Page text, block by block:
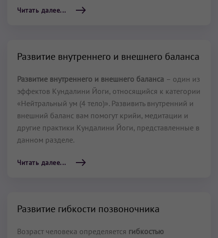
Читать далее...
Развитие внутреннего и внешнего баланса
Развитие внутреннего и внешнего баланса – один из
эффектов Кундалини Йоги, относящийся к категории
«Нейтральный ум (4 тело)». Развивить внутренний и
внешний баланс вам помогут крийи, медитации и
другие практики Кундалини Йоги, представленные в
данном разделе.
Читать далее...
Развитие гибкости позвоночника
Возраст человека определяется гибкостью